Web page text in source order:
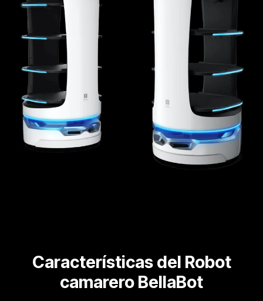
Características del Robot
camarero BellaBot